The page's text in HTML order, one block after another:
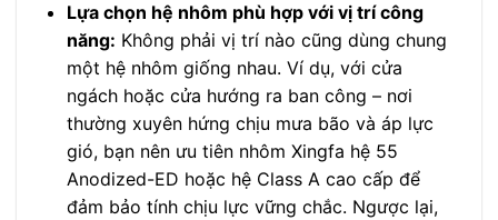
Lựa chọn hệ nhôm phù hợp với vị trí công
năng: Không phải vị trí nào cũng dùng chung
một hệ nhôm giống nhau. Ví dụ, với cửa
ngách hoặc cửa hướng ra ban công – nơi
thường xuyên hứng chịu mưa bão và áp lực
gió, bạn nên ưu tiên nhôm Xingfa hệ 55
Anodized-ED hoặc hệ Class A cao cấp để
đảm bảo tính chịu lực vững chắc. Ngược lại,